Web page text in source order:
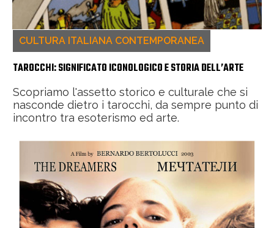
CULTURA ITALIANA CONTEMPORANEA
TAROCCHI: SIGNIFICATO ICONOLOGICO E STORIA DELL’ARTE
Scopriamo l'assetto storico e culturale che si
nasconde dietro i tarocchi, da sempre punto di
incontro tra esoterismo ed arte.